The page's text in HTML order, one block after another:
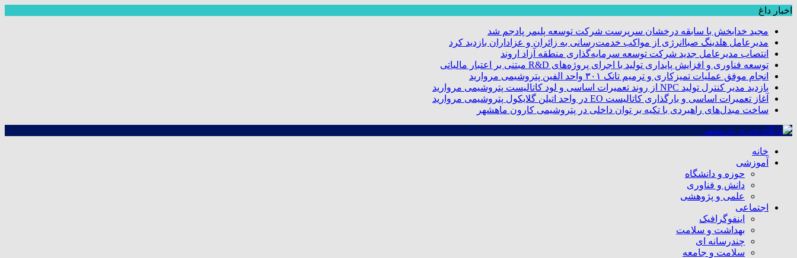
اخبار داغ
مجید خدابخش با سابقه درخشان سرپرست شرکت توسعه پلیمر پادجم شد
مدیرعامل هلدینگ صباانرژی از مواکب خدمت‌رسانی به زائران و عزاداران بازدید کرد
انتصاب مدیرعامل جدید شرکت توسعه سرمایه‌گذاری منطقه آزاد اروند
توسعه فناوری و افزایش پایداری تولید با اجرای پروژه‌های R&D مبتنی بر اعتبار مالیاتی
انجام موفق عملیات تمیزکاری و ترمیم تانک ۳۰۱ واحد الفین پتروشیمی مروارید
بازدید مدیر کنترل تولید NPC از روند تعمیرات اساسی و لود کاتالیست پتروشیمی مروارید
آغاز تعمیرات اساسی و بارگذاری کاتالیست EO در واحد اتیلن گلایکول پتروشیمی مروارید
ساخت مبدل‌های راهبردی با تکیه بر توان داخلی در پتروشیمی کارون ماهشهر
خانه
آموزشی
حوزه و دانشگاه
دانش و فناوری
علمی و پژوهشی
اجتماعی
اینفوگرافیک
بهداشت و سلامت
چندرسانه ای
سلامت و جامعه